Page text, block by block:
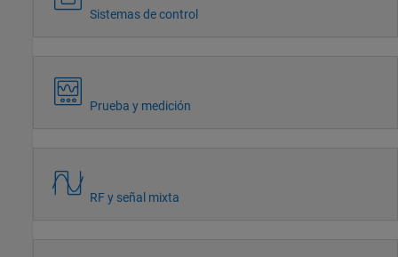
Sistemas de control
Prueba y medición
RF y señal mixta